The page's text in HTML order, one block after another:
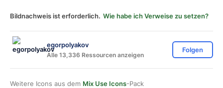
Bildnachweis ist erforderlich. Wie habe ich Verweise zu setzen?
egorpolyakov
Alle 13,336 Ressourcen anzeigen
Folgen
Weitere Icons aus dem Mix Use Icons-Pack